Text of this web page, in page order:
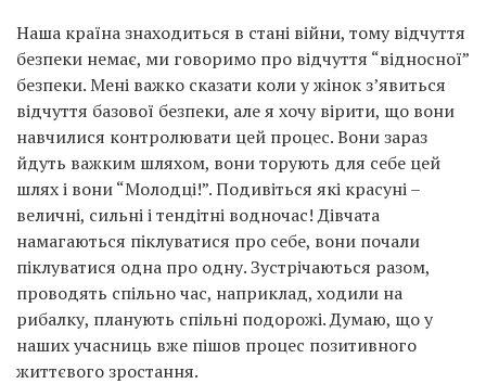
Наша країна знаходиться в стані війни, тому відчуття
безпеки немає, ми говоримо про відчуття “відносної”
безпеки. Мені важко сказати коли у жінок з’явиться
відчуття базової безпеки, але я хочу вірити, що вони
навчилися контролювати цей процес. Вони зараз
йдуть важким шляхом, вони торують для себе цей
шлях і вони “Молодці!”. Подивіться які красуні –
величні, сильні і тендітні водночас! Дівчата
намагаються піклуватися про себе, вони почали
піклуватися одна про одну. Зустрічаються разом,
проводять спільно час, наприклад, ходили на
рибалку, планують спільні подорожі. Думаю, що у
наших учасниць вже пішов процес позитивного
життєвого зростання.